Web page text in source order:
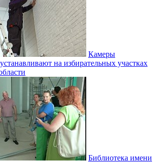
Камеры
на избирательных участках
Библиотека имени